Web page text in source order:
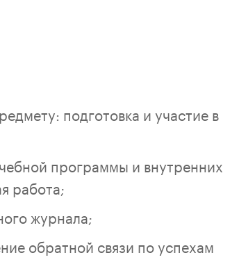
подготовка и участие в
программы и внутренних
работа;
журнала;
обратной связи по успехам